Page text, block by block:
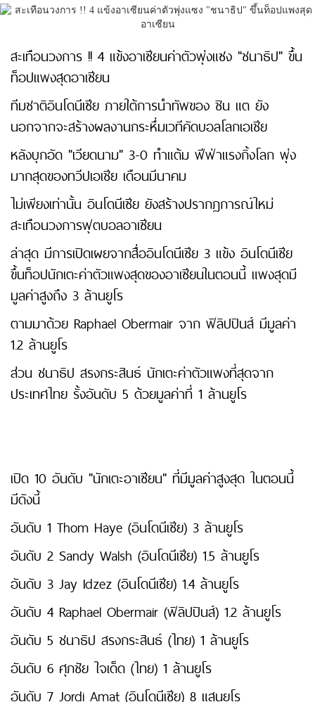
สะเทือนวงการ !! 4 แข้งอาเซียนค่าตัวพุ่งแซง "ชนาธิป" ขึ้น
ท็อปแพงสุดอาเซียน
ทีมชาติอินโดนีเซีย ภายใต้การนำทัพของ ชิน แต ยัง
นอกจากจะสร้างผลงานกระหึ่มเวทีคัดบอลโลกเอเชีย
หลังบุกอัด "เวียดนาม" 3-0 ทำแต้ม ฟีฟ่าแรงกิ้งโลก พุ่ง
มากสุดของทวีปเอเชีย เดือนมีนาคม
ไม่เพียงเท่านั้น อินโดนีเซีย ยังสร้างปรากฏการณ์ใหม่
สะเทือนวงการฟุตบอลอาเซียน
ล่าสุด มีการเปิดเผยจากสื่ออินโดนีเซีย 3 แข้ง อินโดนีเซีย
ขึ้นท็อปนักเตะค่าตัวแพงสุดของอาเซียนในตอนนี้ แพงสุดมี
มูลค่าสูงถึง 3 ล้านยูโร
ตามมาด้วย Raphael Obermair จาก ฟิลิปปินส์ มีมูลค่า
1.2 ล้านยูโร
ส่วน ชนาธิป สรงกระสินธ์ นักเตะค่าตัวแพงที่สุดจาก
ประเทศไทย รั้งอันดับ 5 ด้วยมูลค่าที่ 1 ล้านยูโร
เปิด 10 อันดับ "นักเตะอาเซียน" ที่มีมูลค่าสูงสุด ในตอนนี้
มีดังนี้
อันดับ 1 Thom Haye (อินโดนีเซีย) 3 ล้านยูโร
อันดับ 2 Sandy Walsh (อินโดนีเซีย) 1.5 ล้านยูโร
อันดับ 3 Jay Idzez (อินโดนีเซีย) 1.4 ล้านยูโร
อันดับ 4 Raphael Obermair (ฟิลิปปินส์) 1.2 ล้านยูโร
อันดับ 5 ชนาธิป สรงกระสินธ์ (ไทย) 1 ล้านยูโร
อันดับ 6 ศุภชัย ใจเด็ด (ไทย) 1 ล้านยูโร
อันดับ 7 Jordi Amat (อินโดนีเซีย) 8 แสนยูโร